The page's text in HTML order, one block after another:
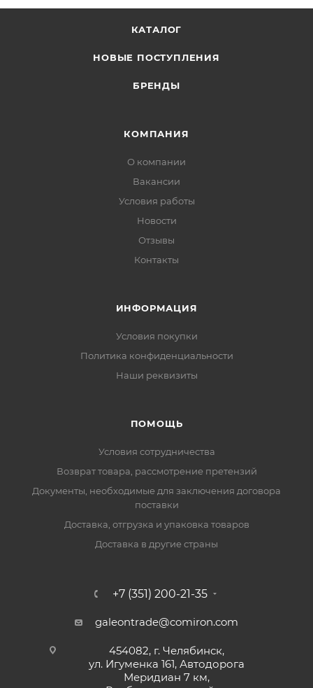
КАТАЛОГ
НОВЫЕ ПОСТУПЛЕНИЯ
БРЕНДЫ
КОМПАНИЯ
О компании
Вакансии
Условия работы
Новости
Отзывы
Контакты
ИНФОРМАЦИЯ
Условия покупки
Политика конфиденциальности
Наши реквизиты
ПОМОЩЬ
Условия сотрудничества
Возврат товара, рассмотрение претензий
Документы, необходимые для заключения договора
поставки
Доставка, отгрузка и упаковка товаров
Доставка в другие страны
+7 (351) 200-21-35
galeontrade@comiron.com
454082, г. Челябинск,
ул. Игуменка 161, Автодорога
Меридиан 7 км,